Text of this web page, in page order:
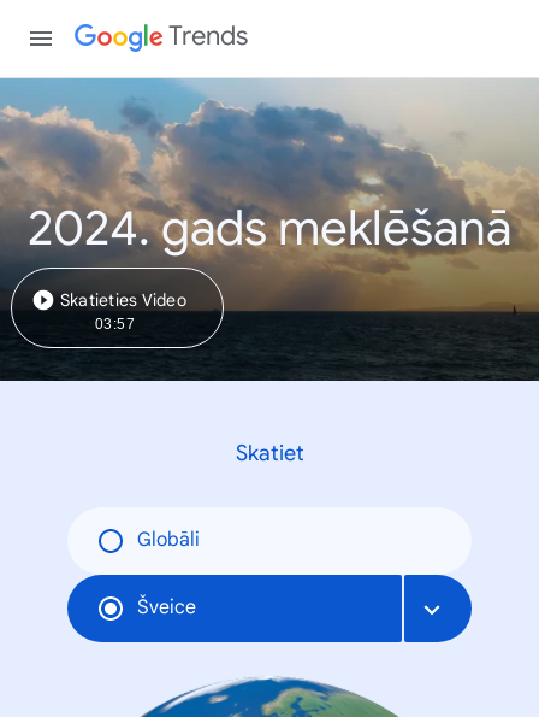
Trends
2024. gads meklēšanā
Skatieties Video
03:57
Skatiet
Globāli
Šveice